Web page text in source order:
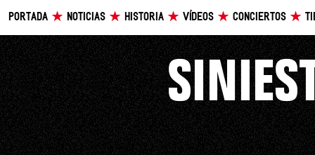
PORTADA NOTICIAS HISTORIA VÍDEOS CONCIERTOS